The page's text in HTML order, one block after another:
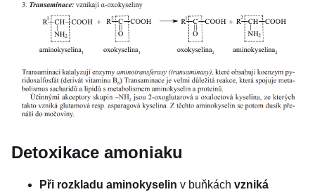
Detoxikace amoniaku
Při rozkladu aminokyselin v buňkách vzniká